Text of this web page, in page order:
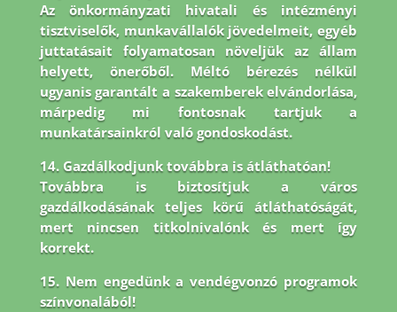
Az önkormányzati hivatali és intézményi
tisztviselők, munkavállalók jövedelmeit, egyéb
juttatásait folyamatosan növeljük az állam
helyett, önerőből. Méltó bérezés nélkül
ugyanis garantált a szakemberek elvándorlása,
márpedig mi fontosnak tartjuk a
munkatársainkról való gondoskodást.
14. Gazdálkodjunk továbbra is átláthatóan!
Továbbra is biztosítjuk a város
gazdálkodásának teljes körű átláthatóságát,
mert nincsen titkolnivalónk és mert így
korrekt.
15. Nem engedünk a vendégvonzó programok
színvonalából!